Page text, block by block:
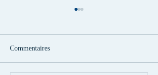
Commentaires